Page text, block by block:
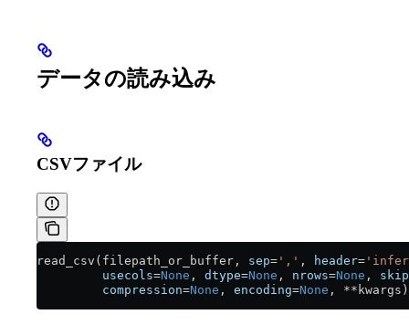
データの読み込み
CSVファイル
read_csv(filepath_or_buffer, sep= ',' , header=
         usecols
=None , dtype=None , nrows=None ,
         compression
=None , encoding=None , ** kwargs)